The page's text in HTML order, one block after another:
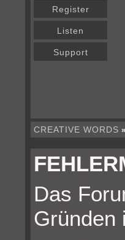
Register
Listen
Support
CREATIVE WORDS
Das
Gründen